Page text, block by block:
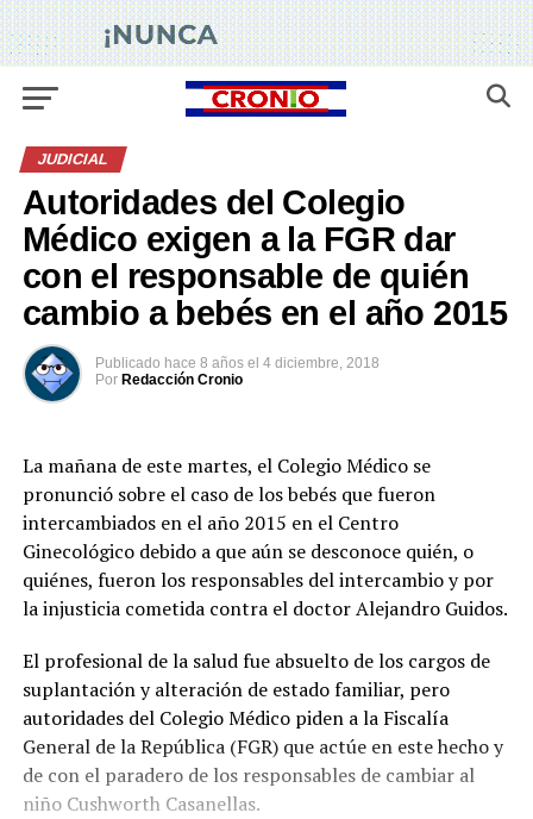
JUDICIAL
Autoridades del Colegio
Médico exigen a la FGR dar
con el responsable de quién
cambio a bebés en el año 2015
Publicado hace 8 años el 4 diciembre, 2018
Por Redacción Cronio
La mañana de este martes, el Colegio Médico se
pronunció sobre el caso de los bebés que fueron
intercambiados en el año 2015 en el Centro
Ginecológico debido a que aún se desconoce quién, o
quiénes, fueron los responsables del intercambio y por
la injusticia cometida contra el doctor Alejandro Guidos.
El profesional de la salud fue absuelto de los cargos de
suplantación y alteración de estado familiar, pero
autoridades del Colegio Médico piden a la Fiscalía
General de la República (FGR) que actúe en este hecho y
de con el paradero de los responsables de cambiar al
niño Cushworth Casanellas.